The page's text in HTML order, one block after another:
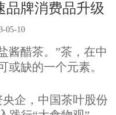
品牌消费品升级
05-10
酱醋茶。”茶，在中
或缺的一个元素。
企，中国茶叶股份